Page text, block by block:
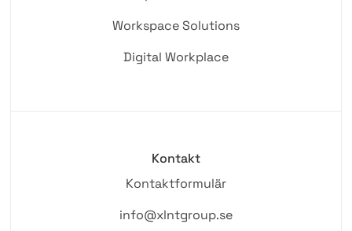
Workspace Solutions
Digital Workplace
Kontakt
Kontaktformulär
info@xlntgroup.se